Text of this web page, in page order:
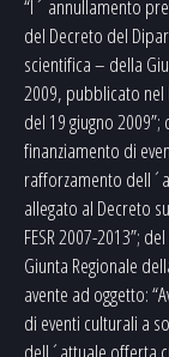
“l´ annullamento
del Decreto del
scientifica – della
2009, pubblicato nel
del 19 giugno
finanziamento di
rafforzamento
allegato al Decreto
FESR 2007-2013”;
Giunta Regionale
avente ad oggetto:
di eventi culturali a